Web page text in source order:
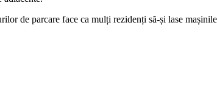
de parcare face ca mulți rezidenți să-și lase